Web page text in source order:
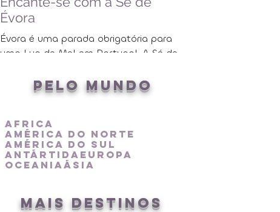
Évora
Évora é uma parada obrigatória para
uma Lua de Mel em Portugal. A Sé de
romantismo. Veja as dicas!
pelo mundo
Africa
América do Norte
América do Sul
Antártida Europa
Oceania Ásia
MAIS DESTINOS